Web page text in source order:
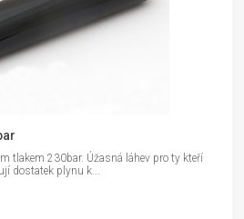
tlakem 230bar. Úžasná láhev pro ty kteří
dostatek plynu k...